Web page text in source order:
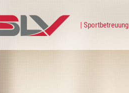
Sportbetreuung